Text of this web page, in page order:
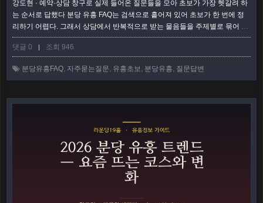
강도현 · 예약·상담 창구로 실제 들어온 질문들을 모아 초보가 가장 헷갈려 하
는 순서로 답했다 분당 유흥 FAQ는 검색으로 흩어져 있어 초보가 한 번에 정
리하기 어렵다. 그래서 상담에서 반복적으로 받는 물음들을 주제별로 묶어 문
답 형태로 답을 붙였다. 가격·형태·예약·매너까지, 처음 가는 사람이 진짜 궁금
해하는 것 위주다. 확정 금액이나 특정 업소 단정은 피하고, 판단에 쓰는 '기
요? 한 줄로 답하기 어렵다. 형태·인원·시간·주류가 총액을 좌우하기 때문…
댓글 0 | 조회 946
분당유흥FAQ, 자주묻는질문, 유흥초보, 분당유흥, 질문답변